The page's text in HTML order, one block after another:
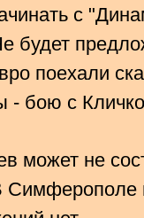
с
будет
поехали
- бою с
может не